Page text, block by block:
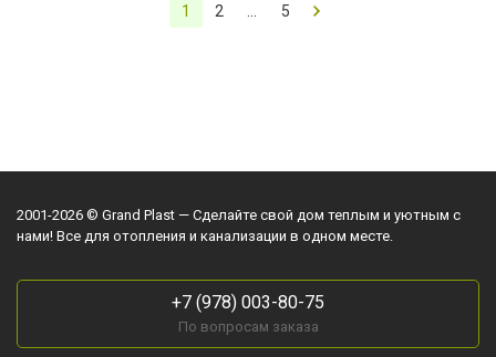
1 2 5
2001-2026 © Grand Plast — Сделайте свой дом теплым и уютным с
нами! Все для отопления и канализации в одном месте.
+7 (978) 003-80-75
По вопросам заказа